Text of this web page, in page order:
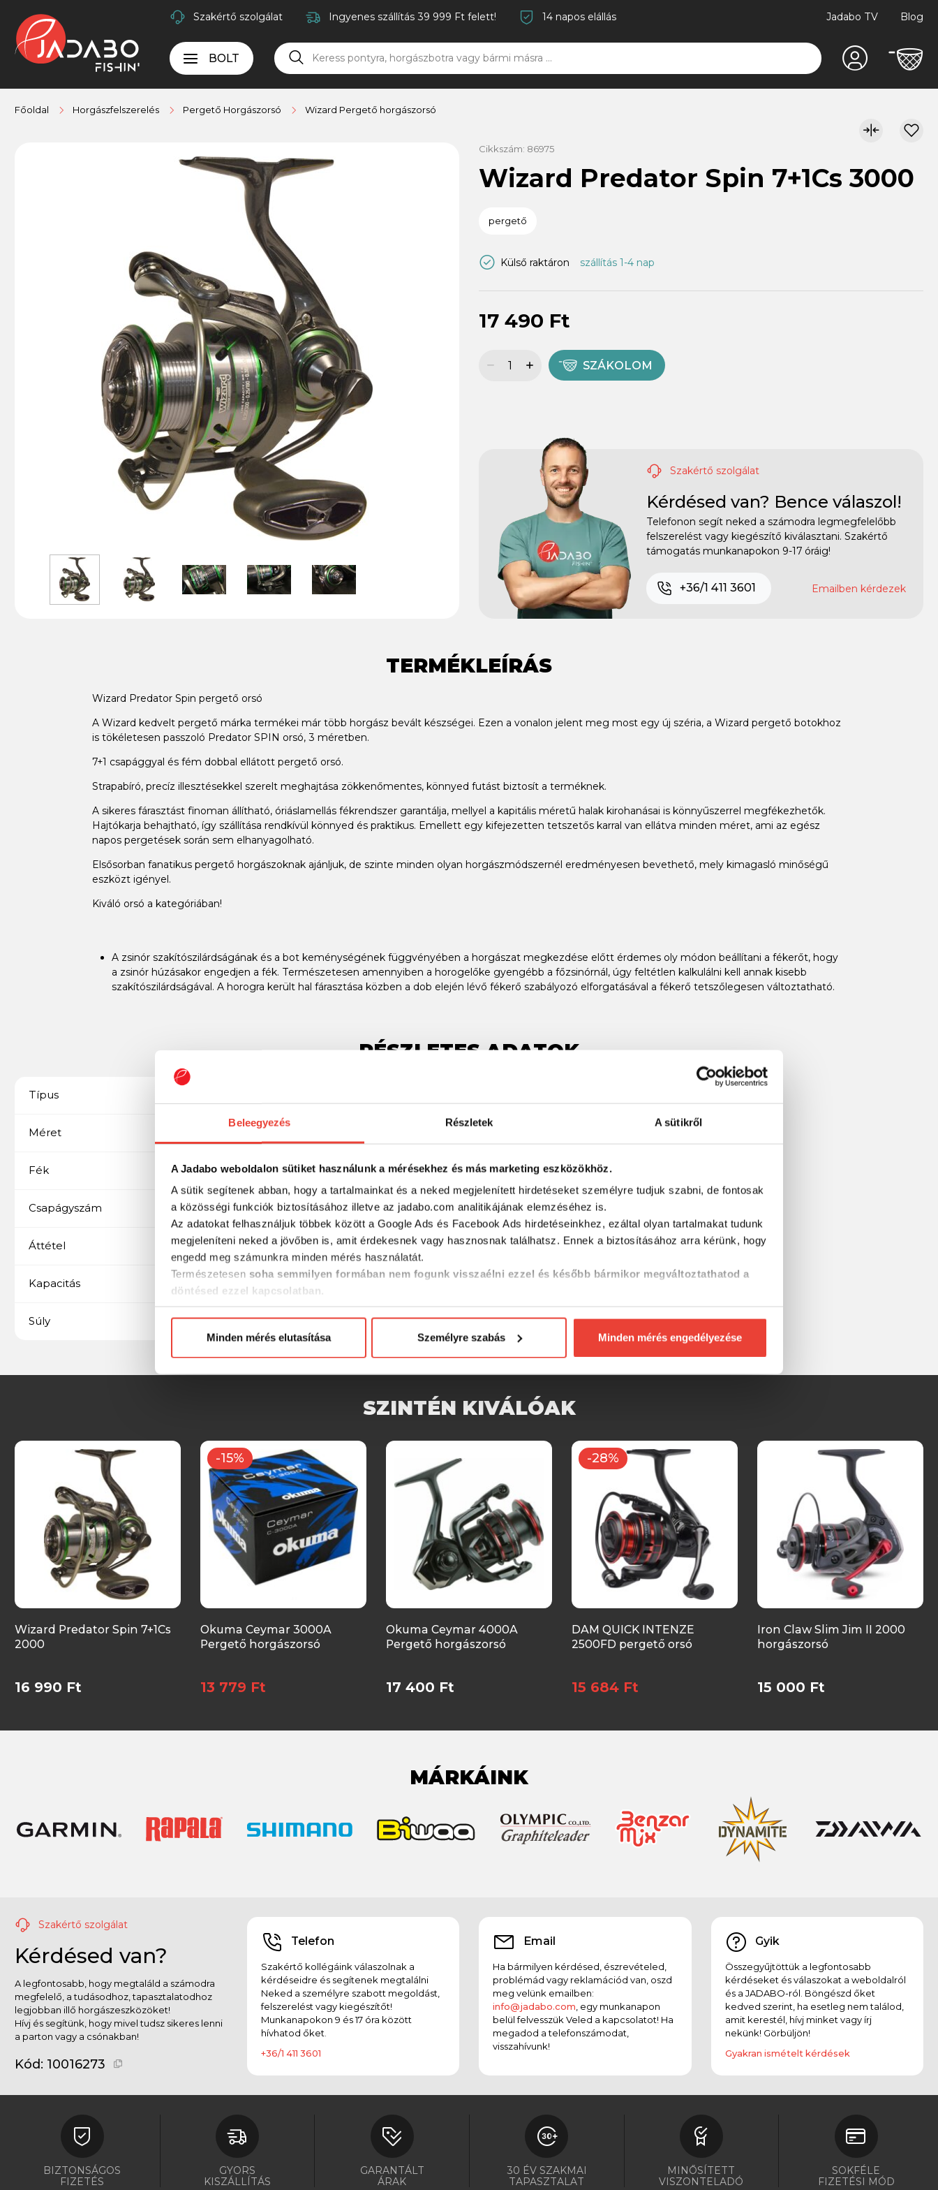
Beleegyezés Részletek A sütikről
A Jadabo weboldalon sütiket használunk a mérésekhez és más marketing eszközökhöz.
A sütik segítenek abban, hogy a tartalmainkat és a neked megjelenített hirdetéseket személyre tudjuk szabni, de fontosak
a közösségi funkciók biztosításához illetve az jadabo.com analitikájának elemzéséhez is.
Az adatokat felhasználjuk többek között a Google Ads és Facebook Ads hirdetéseinkhez, ezáltal olyan tartalmakat tudunk
megjeleníteni neked a jövőben is, amit érdekesnek vagy hasznosnak találhatsz. Ennek a biztosításához arra kérünk, hogy
engedd meg számunkra minden mérés használatát.
Természetesen soha semmilyen formában nem fogunk visszaélni ezzel és később bármikor megváltoztathatod a
döntésed ezzel kapcsolatban.
Előre is köszönjük!
Minden mérés elutasítása Személyre szabás Minden mérés engedélyezése
Szakértő szolgálat Ingyenes szállítás 39 999 Ft felett! 14 napos elállás Jadabo TV Blog
BOLT
Főoldal Horgászfelszerelés Pergető Horgászorsó Wizard Pergető horgászorsó
Cikkszám: 86975
Wizard Predator Spin 7+1Cs 3000
pergető
Külső raktáron szállítás 1-4 nap
17 490 Ft
SZÁKOLOM
Szakértő szolgálat
Kérdésed van? Bence válaszol!
Telefonon segít neked a számodra legmegfelelőbb
felszerelést vagy kiegészítő kiválasztani. Szakértő
támogatás munkanapokon 9-17 óráig!
+36/1 411 3601 Emailben kérdezek
TERMÉKLEÍRÁS
Wizard Predator Spin pergető orsó
A Wizard kedvelt pergető márka termékei már több horgász bevált készségei. Ezen a vonalon jelent meg most egy új széria, a Wizard pergető botokhoz
is tökéletesen passzoló Predator SPIN orsó, 3 méretben.
7+1 csapággyal és fém dobbal ellátott pergető orsó.
Strapabíró, precíz illesztésekkel szerelt meghajtása zökkenőmentes, könnyed futást biztosít a terméknek.
A sikeres fárasztást finoman állítható, óriáslamellás fékrendszer garantálja, mellyel a kapitális méretű halak kirohanásai is könnyűszerrel megfékezhetők.
Hajtókarja behajtható, így szállítása rendkívül könnyed és praktikus. Emellett egy kifejezetten tetszetős karral van ellátva minden méret, ami az egész
napos pergetések során sem elhanyagolható.
Elsősorban fanatikus pergető horgászoknak ajánljuk, de szinte minden olyan horgászmódszernél eredményesen bevethető, mely kimagasló minőségű
eszközt igényel.
Kiváló orsó a kategóriában!
A zsinór szakítószilárdságának és a bot keménységének függvényében a horgászat megkezdése előtt érdemes oly módon beállítani a fékerőt, hogy
a zsinór húzásakor engedjen a fék. Természetesen amennyiben a horogelőke gyengébb a főzsinórnál, úgy feltétlen kalkulálni kell annak kisebb
szakítószilárdságával. A horogra került hal fárasztása közben a dob elején lévő fékerő szabályozó elforgatásával a fékerő tetszőlegesen változtatható.
RÉSZLETES ADATOK
Típus
Méret
Fék Elsőfékes
Csapágyszám 7+1
Áttétel 5.7:1
Kapacitás 0,20 mm / 270 m
Súly 268 g
SZINTÉN KIVÁLÓAK
Wizard Predator Spin 7+1Cs
2000
16 990 Ft
-15%
Okuma Ceymar 3000A
Pergető horgászorsó
13 779 Ft
Okuma Ceymar 4000A
Pergető horgászorsó
17 400 Ft
-28%
DAM QUICK INTENZE
2500FD pergető orsó
15 684 Ft
Iron Claw Slim Jim II 2000
horgászorsó
15 000 Ft
MÁRKÁINK
Szakértő szolgálat
Kérdésed van?
A legfontosabb, hogy megtaláld a számodra
megfelelő, a tudásodhoz, tapasztalatodhoz
legjobban illő horgászeszközöket!
Hívj és segítünk, hogy mivel tudsz sikeres lenni
a parton vagy a csónakban!
Kód: 10016273
Telefon
Szakértő kollégáink válaszolnak a
kérdéseidre és segítenek megtalálni
Neked a személyre szabott megoldást,
felszerelést vagy kiegészítőt!
Munkanapokon 9 és 17 óra között
hívhatod őket.
+36/1 411 3601
Email
Ha bármilyen kérdésed, észrevételed,
problémád vagy reklamációd van, oszd
meg velünk emailben:
info@jadabo.com , egy munkanapon
belül felvesszük Veled a kapcsolatot! Ha
megadod a telefonszámodat,
visszahívunk!
Gyik
Összegyűjtöttük a legfontosabb
kérdéseket és válaszokat a weboldalról
és a JADABO-ról. Böngészd őket
kedved szerint, ha esetleg nem találod,
amit kerestél, hívj minket vagy írj
nekünk! Görbüljön!
Gyakran ismételt kérdések
BIZTONSÁGOS
FIZETÉS
GYORS
KISZÁLLÍTÁS
GARANTÁLT
ÁRAK
30 ÉV SZAKMAI
TAPASZTALAT
MINŐSÍTETT
VISZONTELADÓ
SOKFÉLE
FIZETÉSI MÓD